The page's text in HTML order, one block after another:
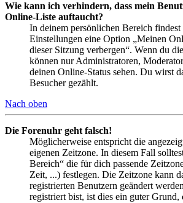
Wie kann ich verhindern, dass mein
Online-Liste auftaucht?
In deinem persönlichen Bereich findest
Einstellungen eine Option „Meinen
dieser Sitzung verbergen“. Wenn du
können nur Administratoren,
deinen Online-Status sehen. Du wirst
Besucher gezählt.
Nach oben
Die Forenuhr geht falsch!
Möglicherweise entspricht die
eigenen Zeitzone. In diesem Fall
Bereich“ die für dich passende
Zeit, ...) festlegen. Die Zeitzone kann
registrierten Benutzern geändert
registriert bist, ist dies ein guter Grund,